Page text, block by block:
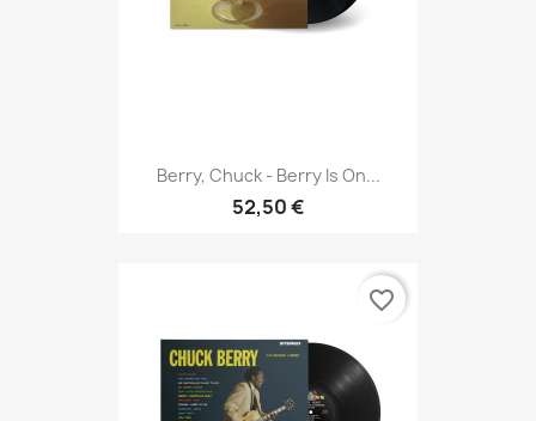
Berry, Chuck - Berry Is On...
52,50 €
favorite_border